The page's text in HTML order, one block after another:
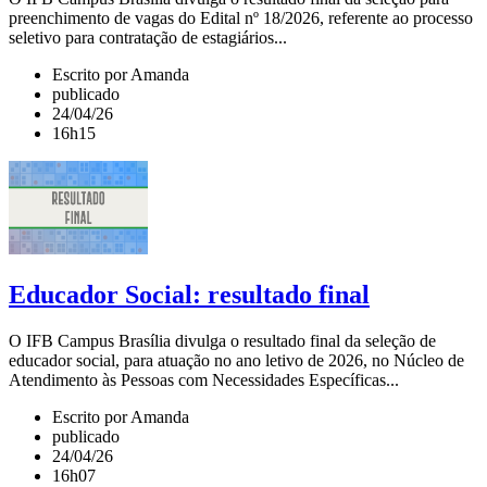
preenchimento de vagas do Edital nº 18/2026, referente ao processo
seletivo para contratação de estagiários...
Escrito por Amanda
publicado
24/04/26
16h15
Educador Social: resultado final
O IFB Campus Brasília divulga o resultado final da seleção de
educador social, para atuação no ano letivo de 2026, no Núcleo de
Atendimento às Pessoas com Necessidades Específicas...
Escrito por Amanda
publicado
24/04/26
16h07